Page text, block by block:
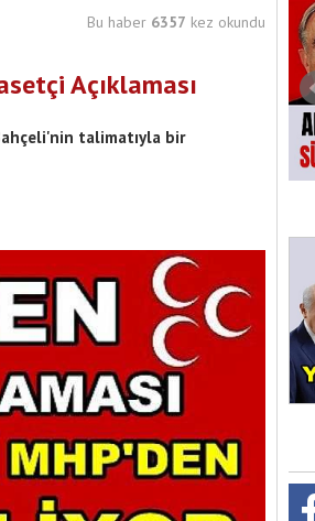
Bu haber 6357 kez okundu
Açıklaması
talimatıyla bir